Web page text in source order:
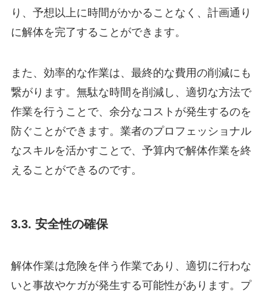
り、予想以上に時間がかかることなく、計画通り
に解体を完了することができます。
また、効率的な作業は、最終的な費用の削減にも
繋がります。無駄な時間を削減し、適切な方法で
作業を行うことで、余分なコストが発生するのを
防ぐことができます。業者のプロフェッショナル
なスキルを活かすことで、予算内で解体作業を終
えることができるのです。
3.3. 安全性の確保
解体作業は危険を伴う作業であり、適切に行わな
いと事故やケガが発生する可能性があります。プ